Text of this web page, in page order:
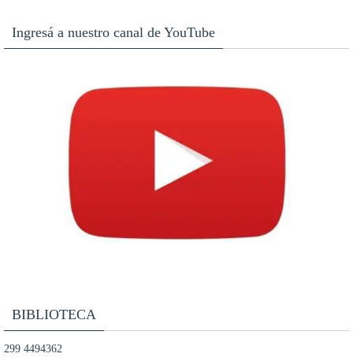
Ingresá a nuestro canal de YouTube
BIBLIOTECA
299 4494362